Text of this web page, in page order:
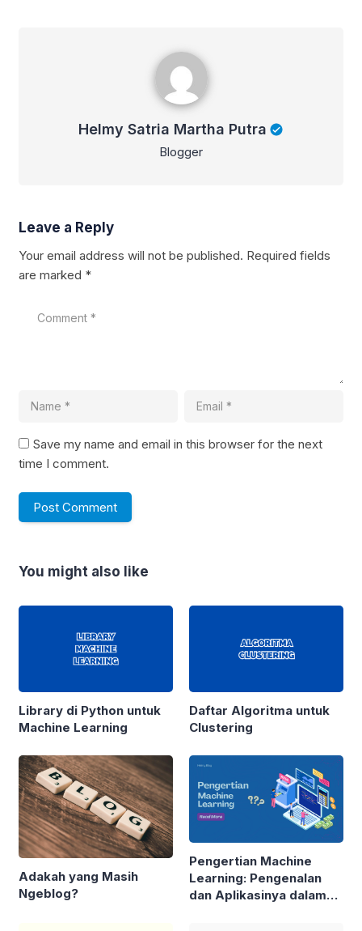
Helmy Satria Martha Putra
Blogger
Leave a Reply
Your email address will not be published. Required fields
are marked *
Save my name and email in this browser for the next
time I comment.
You might also like
Library di Python untuk
Machine Learning
Daftar Algoritma untuk
Clustering
Adakah yang Masih
Ngeblog?
Pengertian Machine
Learning: Pengenalan
dan Aplikasinya dalam